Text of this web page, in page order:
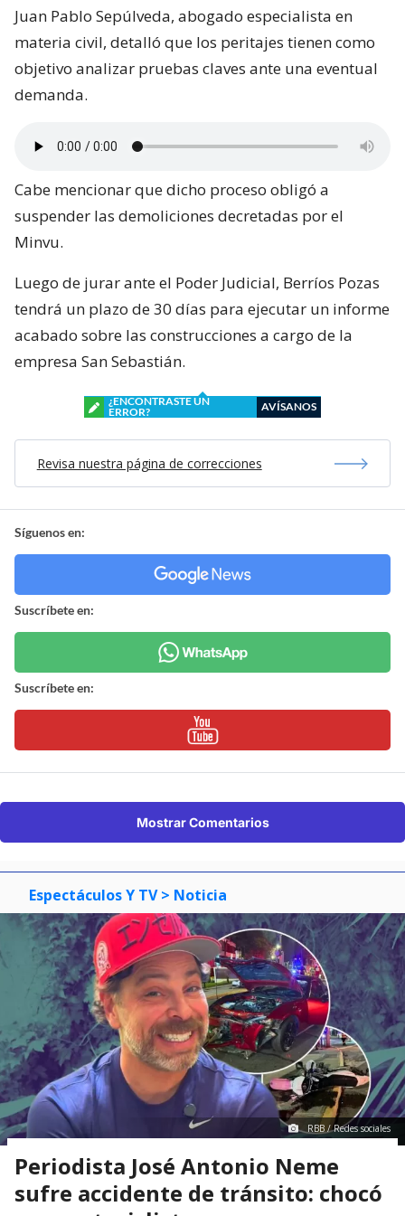
Juan Pablo Sepúlveda, abogado especialista en
materia civil, detalló que los peritajes tienen como
objetivo analizar pruebas claves ante una eventual
demanda.
Cabe mencionar que dicho proceso obligó a
suspender las demoliciones decretadas por el
Minvu.
Luego de jurar ante el Poder Judicial, Berríos Pozas
tendrá un plazo de 30 días para ejecutar un informe
acabado sobre las construcciones a cargo de la
empresa San Sebastián.
¿ENCONTRASTE UN
ERROR?
AVÍSANOS
Revisa nuestra página de correcciones
Síguenos en:
Suscríbete en:
Suscríbete en:
Mostrar Comentarios
Espectáculos Y TV > Noticia
RBB / Redes sociales
Periodista José Antonio Neme
sufre accidente de tránsito: chocó